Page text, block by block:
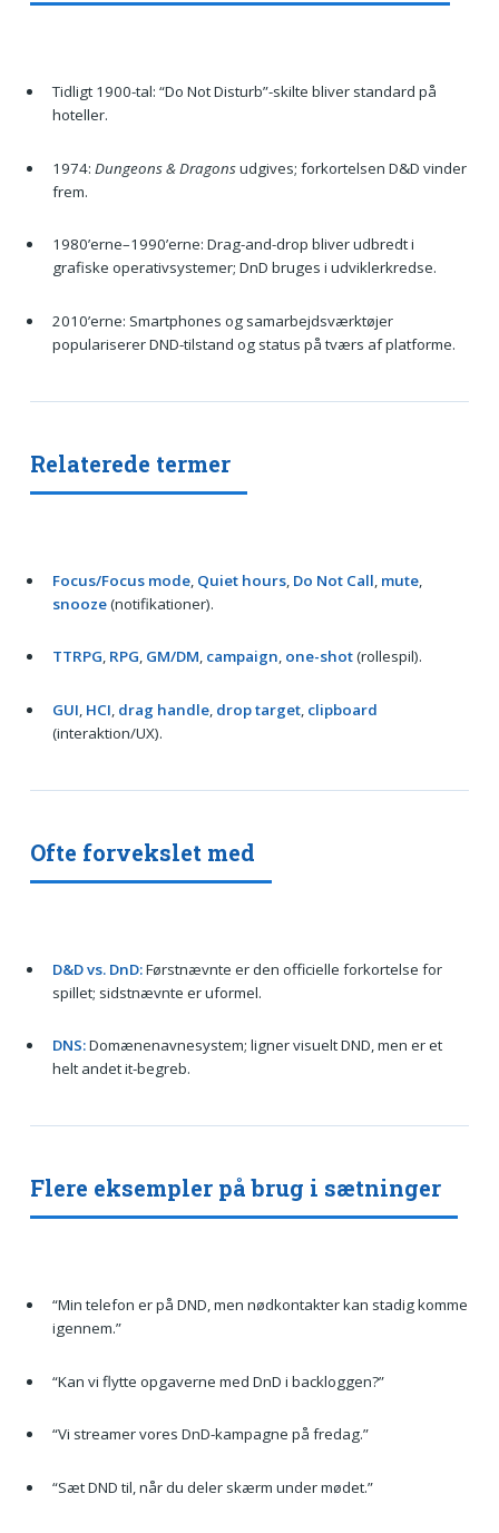
Tidligt 1900-tal: “Do Not Disturb”-skilte bliver standard på
hoteller.
1974: Dungeons & Dragonsudgives; forkortelsen D&D vinder
frem.
1980’erne–1990’erne: Drag-and-drop bliver udbredt i
grafiske operativsystemer; DnD bruges i udviklerkredse.
2010’erne: Smartphones og samarbejdsværktøjer
populariserer DND-tilstand og status på tværs af platforme.
Relaterede termer
Focus/Focus mode, Quiet hours, Do Not Call, mute,
snooze(notifikationer).
TTRPG, RPG, GM/DM, campaign, one-shot(rollespil).
GUI, HCI, drag handle, drop target, clipboard
(interaktion/UX).
Ofte forvekslet med
D&D vs. DnD:Førstnævnte er den officielle forkortelse for
spillet; sidstnævnte er uformel.
DNS:Domænenavnesystem; ligner visuelt DND, men er et
helt andet it-begreb.
Flere eksempler på brug i sætninger
“Min telefon er på DND, men nødkontakter kan stadig komme
igennem.”
“Kan vi flytte opgaverne med DnD i backloggen?”
“Vi streamer vores DnD-kampagne på fredag.”
“Sæt DND til, når du deler skærm under mødet.”